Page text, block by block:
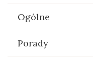
Ogólne
Porady